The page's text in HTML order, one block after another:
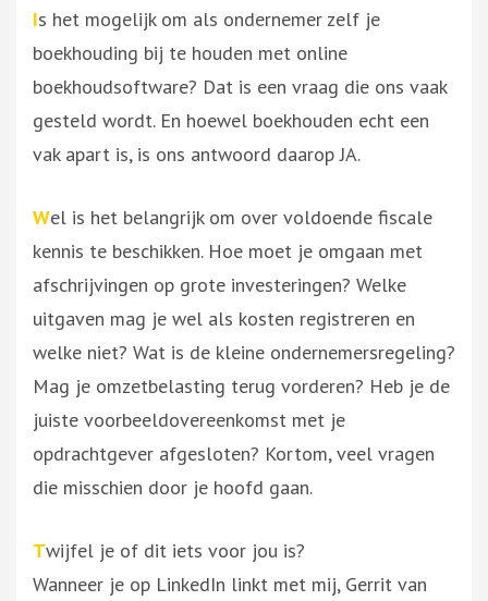
Is het mogelijk om als ondernemer zelf je
boekhouding bij te houden met online
boekhoudsoftware? Dat is een vraag die ons vaak
gesteld wordt. En hoewel boekhouden echt een
vak apart is, is ons antwoord daarop JA.
Wel is het belangrijk om over voldoende fiscale
kennis te beschikken. Hoe moet je omgaan met
afschrijvingen op grote investeringen? Welke
uitgaven mag je wel als kosten registreren en
welke niet? Wat is de kleine ondernemersregeling?
Mag je omzetbelasting terug vorderen? Heb je de
juiste voorbeeldovereenkomst met je
opdrachtgever afgesloten? Kortom, veel vragen
die misschien door je hoofd gaan.
Twijfel je of dit iets voor jou is?
Wanneer je op LinkedIn linkt met mij, Gerrit van